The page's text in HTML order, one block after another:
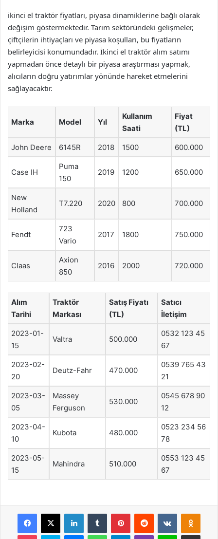
ikinci el traktör fiyatları, piyasa dinamiklerine bağlı olarak
değişim göstermektedir. Tarım sektöründeki gelişmeler,
çiftçilerin ihtiyaçları ve piyasa koşulları, bu fiyatların
belirleyicisi konumundadır. İkinci el traktör alım satımı
yapmadan önce detaylı bir piyasa araştırması yapmak,
alıcıların doğru yatırımlar yönünde hareket etmelerini
sağlayacaktır.
Marka Model Yıl
Kullanım
Saati
Fiyat
(TL)
John Deere 6145R 2018 1500 600.000
Case IH
Puma
150
2019 1200 650.000
New
Holland
T7.220 2020 800 700.000
Fendt
723
Vario
2017 1800 750.000
Claas
Axion
850
2016 2000 720.000
Alım
Tarihi
Traktör
Markası
Satış Fiyatı
(TL)
Satıcı
İletişim
2023-01-
15
Valtra 500.000
0532 123 45
67
2023-02-
20
Deutz-Fahr 470.000
0539 765 43
21
2023-03-
05
Massey
Ferguson
530.000
0545 678 90
12
2023-04-
10
Kubota 480.000
0523 234 56
78
2023-05-
15
Mahindra 510.000
0553 123 45
67
Facebook
X LinkedInTumblr PinterestReddit VKontakte
Pocket Skype MessengerWhatsAppTelegramViber Line E-Posta ile